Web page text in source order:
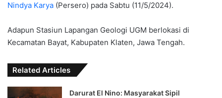
Nindya Karya (Persero) pada Sabtu (11/5/2024).
Adapun Stasiun Lapangan Geologi UGM berlokasi di
Kecamatan Bayat, Kabupaten Klaten, Jawa Tengah.
Related Articles
Darurat El Nino: Masyarakat Sipil